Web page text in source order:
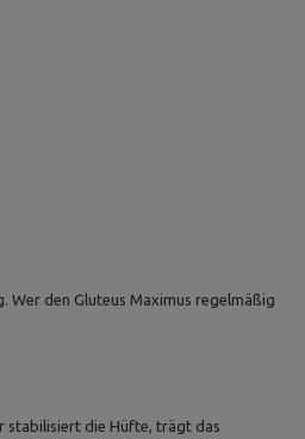
Wer den Gluteus Maximus regelmäßig
stabilisiert die Hüfte, trägt das